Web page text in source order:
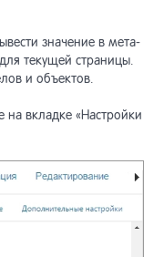
значение в мета-
текущей страницы.
и объектов.
вкладке «Настройки